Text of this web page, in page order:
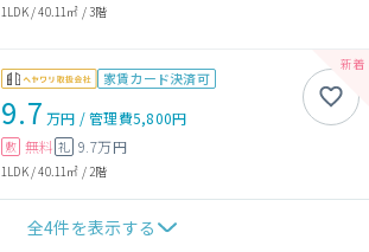
1LDK/40.11㎡ /3階
家賃カード決済可
9.7 万円 /管理費5,800円
敷 無料 礼 9.7万円
1LDK/40.11㎡ /2階
全4件を表示する